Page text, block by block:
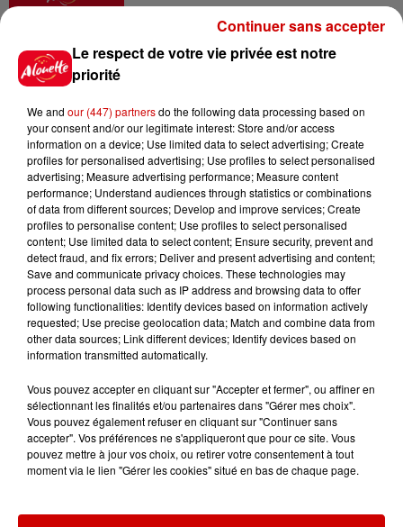
Jeux Voir plus
Le Duel - Gagnez vos entrées
pour l'un des zoos de nos
régions !
Destination Vacances - Gagnez
votre séjour en famille au cœur
de la...
Destination Vacances : inscrivez-
Le respect de votre vie privée est notre
priorité
We and our (447) partnersdo the following data processing based on
your consent and/or our legitimate interest: Store and/or access
information on a device; Use limited data to select advertising; Create
profiles for personalised advertising; Use profiles to select personalised
advertising; Measure advertising performance; Measure content
performance; Understand audiences through statistics or combinations
of data from different sources; Develop and improve services; Create
profiles to personalise content; Use profiles to select personalised
content; Use limited data to select content; Ensure security, prevent and
detect fraud, and fix errors; Deliver and present advertising and content;
Save and communicate privacy choices. These technologies may
process personal data such as IP address and browsing data to offer
following functionalities: Identify devices based on information actively
requested; Use precise geolocation data; Match and combine data from
other data sources; Link different devices; Identify devices based on
information transmitted automatically.
Vous pouvez accepter en cliquant sur "Accepter et fermer", ou affiner en
sélectionnant les finalités et/ou partenaires dans "Gérer mes choix".
Vous pouvez également refuser en cliquant sur "Continuer sans
accepter". Vos préférences ne s'appliqueront que pour ce site. Vous
pouvez mettre à jour vos choix, ou retirer votre consentement à tout
moment via le lien "Gérer les cookies" situé en bas de chaque page.
Continuer sans accepter